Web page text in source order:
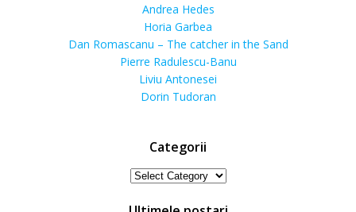
Andrea Hedes
Horia Garbea
Dan Romascanu – The catcher in the Sand
Pierre Radulescu-Banu
Liviu Antonesei
Dorin Tudoran
Categorii
Categorii